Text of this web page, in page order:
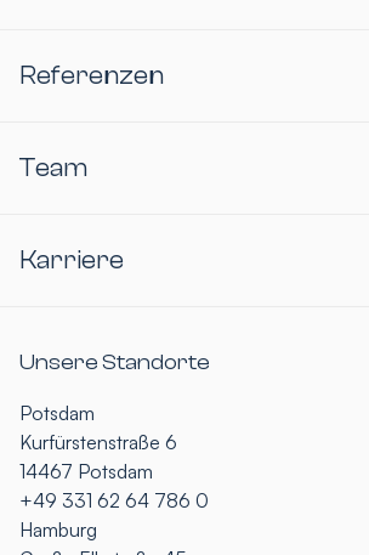
Referenzen
Team
Karriere
Unsere Standorte
Potsdam
Kurfürstenstraße 6
14467 Potsdam
+49 331 62 64 786 0
Hamburg